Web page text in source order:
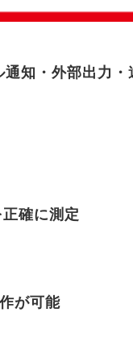
知・外部出力
確に測定
が可能